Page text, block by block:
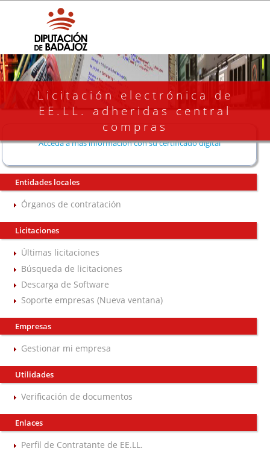
Licitación electrónica de
EE.LL. adheridas central
compras
Acceda a más información con su certificado digital
Entidades locales
Órganos de contratación
Licitaciones
Últimas licitaciones
Búsqueda de licitaciones
Descarga de Software
Soporte empresas (Nueva ventana)
Empresas
Gestionar mi empresa
Utilidades
Verificación de documentos
Enlaces
Perfil de Contratante de EE.LL.